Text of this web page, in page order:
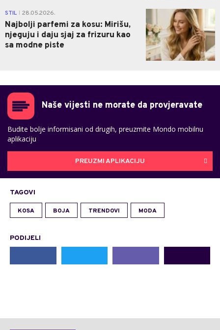
STIL 28.05.2026.
Najbolji parfemi za kosu: Mirišu,
njeguju i daju sjaj za frizuru kao
sa modne piste
0
Naše vijesti ne morate da provjeravate
Budite bolje informisani od drugih, preuzmite Mondo mobilnu
aplikaciju
PREUZMI APLIKACIJU
TAGOVI
KOSA BOJA TRENDOVI MODA
PODIJELI